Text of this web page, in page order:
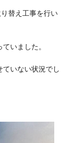
替え工事を行い
いました。
いない状況でし